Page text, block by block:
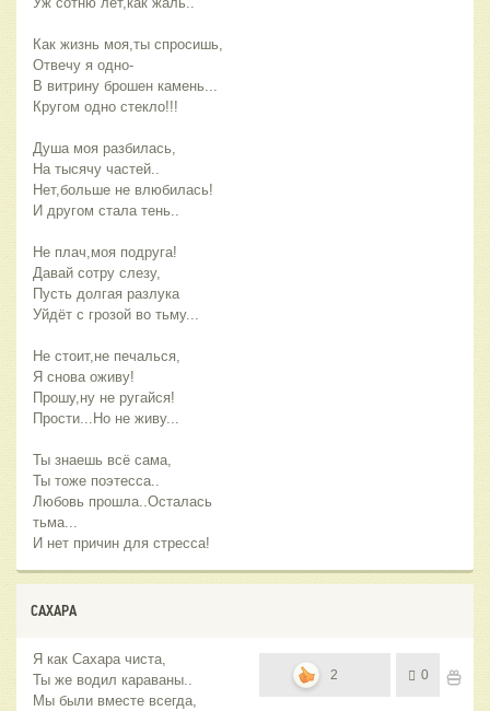
Как жизнь моя,ты спросишь,
Отвечу я одно-
В витрину брошен камень...
Кругом одно стекло!!!
Душа моя разбилась,
На тысячу частей..
Нет,больше не влюбилась!
И другом стала тень..
Не плач,моя подруга!
Давай сотру слезу,
Пусть долгая разлука
Уйдёт с грозой во тьму...
Не стоит,не печалься,
Я снова оживу!
Прошу,ну не ругайся!
Прости...Но не живу...
Ты знаешь всё сама,
Ты тоже поэтесса..
Любовь прошла..Осталась
тьма...
И нет причин для стресса!
САХАРА
Я как Сахара чиста,
Ты же водил караваны..
Мы были вместе всегда,
2 0